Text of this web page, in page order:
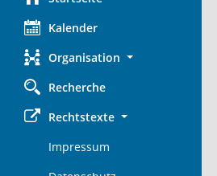
Kalender
Organisation
Recherche
Rechtstexte
Impressum